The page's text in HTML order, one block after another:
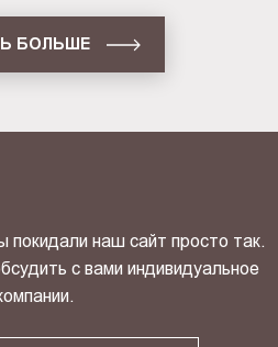
БОЛЬШЕ
наш сайт просто так.
с вами индивидуальное